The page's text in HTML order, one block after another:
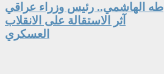
طه الهاشمي.. رئيس وزراء عراقي
آثر الاستقالة على الانقلاب
العسكري